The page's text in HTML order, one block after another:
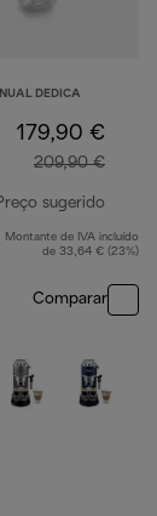
DEDICA
179,90 €
209,90 €
sugerido
preço
Montante de IVA incluído
de 33,64 € (23%)
Comparar